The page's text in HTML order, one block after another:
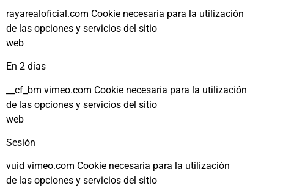
rayarealoficial.com Cookie necesaria para la utilización
de las opciones y servicios del sitio
web
En 2 días
__cf_bm vimeo.com Cookie necesaria para la utilización
de las opciones y servicios del sitio
web
Sesión
vuid vimeo.com Cookie necesaria para la utilización
de las opciones y servicios del sitio